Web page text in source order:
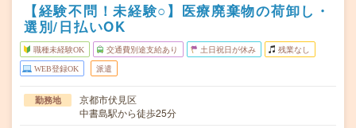
【経験不問！未経験○】医療廃棄物の荷卸し・
選別/日払いOK
職種未経験OK 交通費別途支給あり 土日祝日が休み 残業なし
WEB登録OK 派遣
勤務地
京都市伏見区
中書島駅から徒歩25分